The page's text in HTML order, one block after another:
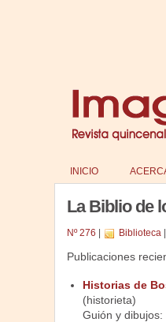
INICIO
La Biblio de
Nº 276 Biblioteca|
Publicaciones
Historias de
(historieta)
Guión y